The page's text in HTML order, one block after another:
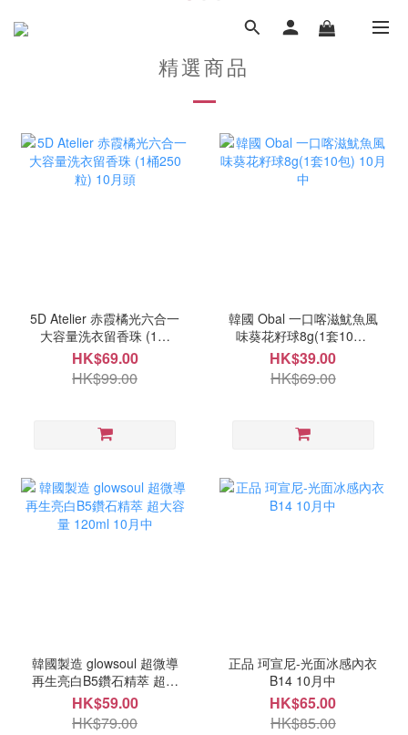
精選商品
5D Atelier 赤霞橘光六合一
大容量洗衣留香珠 (1桶
250粒) 10月頭
HK$69.00
HK$99.00
韓國 Obal 一口喀滋魷魚風
味葵花籽球8g(1套10包)
10月中
HK$39.00
HK$69.00
韓國製造 glowsoul 超微導
再生亮白B5鑽石精萃 超大
容量 120ml 10月中
HK$59.00
HK$79.00
正品 珂宣尼-光面冰感內衣
B14 10月中
HK$65.00
HK$85.00